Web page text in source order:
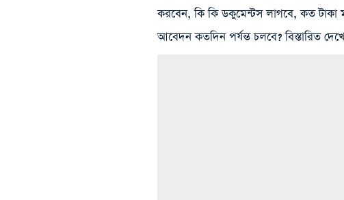
করবেন, কি কি ডকুমেন্টস লাগবে, কত টাকা
আবেদন কতদিন পর্যন্ত চলবে? বিস্তারিত